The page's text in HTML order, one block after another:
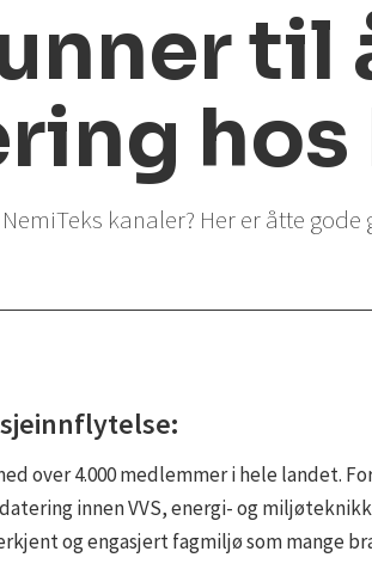
til
hos
kanaler? Her er åtte
over 4.000 medlemmer i hele landet.
innen VVS, energi- og
og engasjert fagmiljø som mange